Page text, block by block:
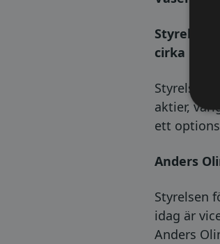
Styrelsen
cirka 10
Styrelsen
aktier,
ett
Anders
Styrelsen
idag är
Anders